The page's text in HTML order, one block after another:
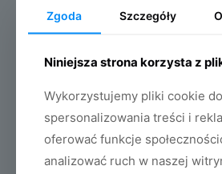
Zgoda Szczegóły
Niniejsza strona korzysta z
Wykorzystujemy pliki cookie do
spersonalizowania treści i
oferować funkcje
analizować ruch w naszej